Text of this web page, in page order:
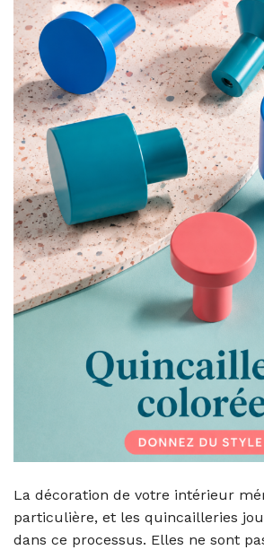
La décoration de votre intérieur
particulière, et les quincailleries
dans ce processus. Elles ne sont